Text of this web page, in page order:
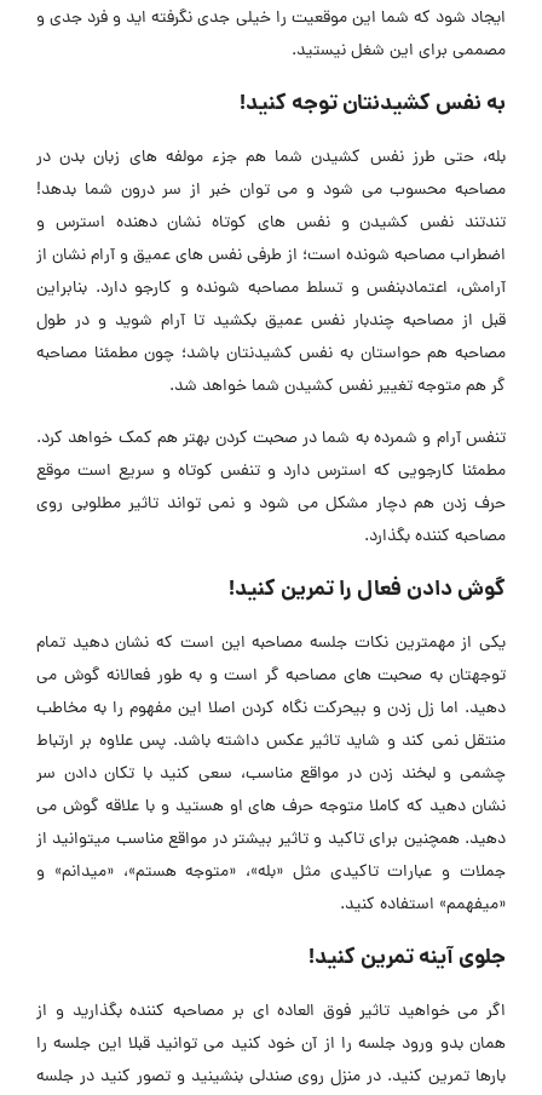
ایجاد شود که شما این موقعیت را خیلی جدی نگرفته اید و فرد جدی و
مصممی برای این شغل نیستید.
به نفس کشیدنتان توجه کنید!
بله، حتی طرز نفس کشیدن شما هم جزء مولفه های زبان بدن در
مصاحبه محسوب می شود و می توان خبر از سر درون شما بدهد!
تندتند نفس کشیدن و نفس های کوتاه نشان دهنده استرس و
اضطراب مصاحبه شونده است؛ از طرفی نفس های عمیق و آرام نشان از
آرامش، اعتمادبنفس و تسلط مصاحبه شونده و کارجو دارد. بنابراین
قبل از مصاحبه چندبار نفس عمیق بکشید تا آرام شوید و در طول
مصاحبه هم حواستان به نفس کشیدنتان باشد؛ چون مطمئنا مصاحبه
گر هم متوجه تغییر نفس کشیدن شما خواهد شد.
تنفس آرام و شمرده به شما در صحبت کردن بهتر هم کمک خواهد کرد.
مطمئنا کارجویی که استرس دارد و تنفس کوتاه و سریع است موقع
حرف زدن هم دچار مشکل می شود و نمی تواند تاثیر مطلوبی روی
مصاحبه کننده بگذارد.
گوش دادن فعال را تمرین کنید!
یکی از مهمترین نکات جلسه مصاحبه این است که نشان دهید تمام
توجهتان به صحبت های مصاحبه گر است و به طور فعالانه گوش می
دهید. اما زل زدن و بیحرکت نگاه کردن اصلا این مفهوم را به مخاطب
منتقل نمی کند و شاید تاثیر عکس داشته باشد. پس علاوه بر ارتباط
چشمی و لبخند زدن در مواقع مناسب، سعی کنید با تکان دادن سر
نشان دهید که کاملا متوجه حرف های او هستید و با علاقه گوش می
دهید. همچنین برای تاکید و تاثیر بیشتر در مواقع مناسب میتوانید از
جملات و عبارات تاکیدی مثل «بله»، «متوجه هستم»، «میدانم» و
«میفهمم» استفاده کنید.
جلوی آینه تمرین کنید!
اگر می خواهید تاثیر فوق العاده ای بر مصاحبه کننده بگذارید و از
همان بدو ورود جلسه را از آن خود کنید می توانید قبلا این جلسه را
بارها تمرین کنید. در منزل روی صندلی بنشینید و تصور کنید در جلسه